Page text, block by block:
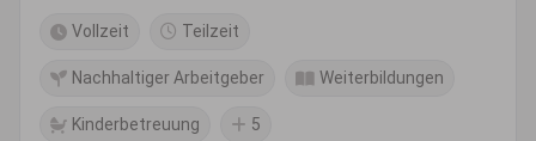
Vollzeit Teilzeit
Nachhaltiger Arbeitgeber Weiterbildungen
Kinderbetreuung 5